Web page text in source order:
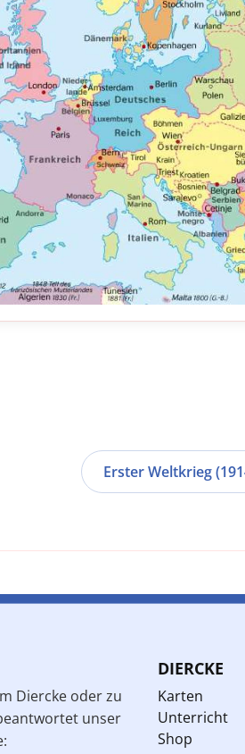
Erster Weltkrieg
Diercke oder zu
unser
DIERCKE
Karten
Unterricht
Shop